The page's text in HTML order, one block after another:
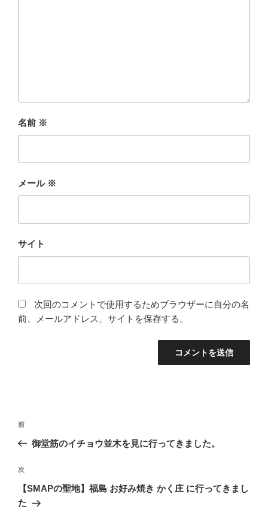
名前 ※
メール ※
サイト
次回のコメントで使用するためブラウザーに自分の名
前、メールアドレス、サイトを保存する。
投
ナ
ビ
ゲ
ー
前
の
稿
前
御堂筋のイチョウ並木を見に行ってきました。
次
の
投
次
【SMAPの聖地】福島 お好み焼き かく庄 に行ってきまし
た